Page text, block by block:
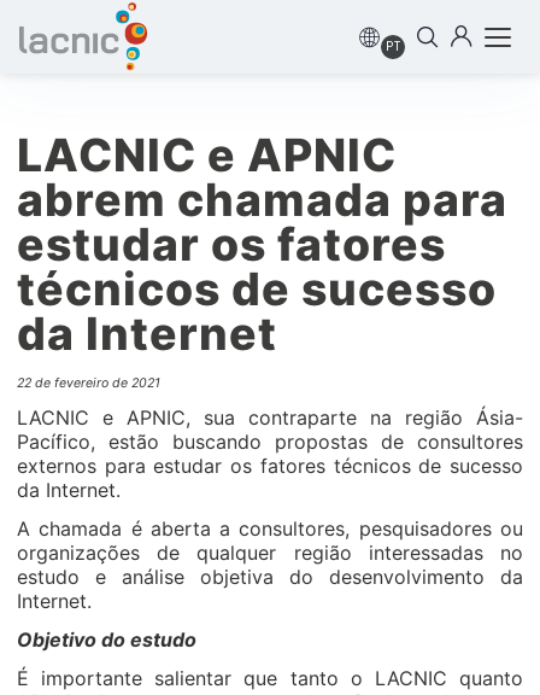
PT
LACNIC e APNIC
abrem chamada para
estudar os fatores
técnicos de sucesso
da Internet
22 de fevereiro de 2021
LACNIC e APNIC, sua contraparte na região Ásia-
Pacífico, estão buscando propostas de consultores
externos para estudar os fatores técnicos de sucesso
da Internet.
A chamada é aberta a consultores, pesquisadores ou
organizações de qualquer região interessadas no
estudo e análise objetiva do desenvolvimento da
Internet.
Objetivo do estudo
É importante salientar que tanto o LACNIC quanto